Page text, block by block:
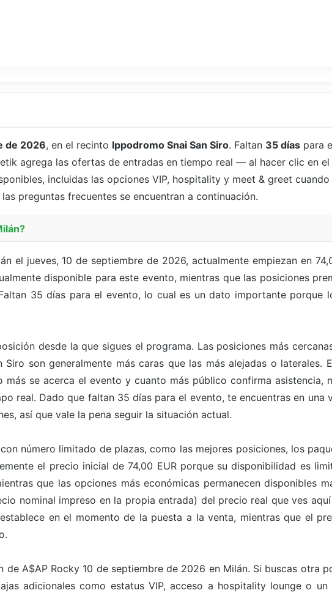
de 2026, en el recinto Ippodromo Snai San Siro. Faltan 35 días para
agrega las ofertas de entradas en tiempo real — al hacer clic en
incluidas las opciones VIP, hospitality y meet & greet cuando
preguntas frecuentes se encuentran a continuación.
el jueves, 10 de septiembre de 2026, actualmente empiezan en
disponible para este evento, mientras que las posiciones
35 días para el evento, lo cual es un dato importante porque
desde la que sigues el programa. Las posiciones más
son generalmente más caras que las más alejadas o laterales.
se acerca el evento y cuanto más público confirma asistencia,
real. Dado que faltan 35 días para el evento, te encuentras en una
así que vale la pena seguir la situación actual.
número limitado de plazas, como las mejores posiciones, los
el precio inicial de 74,00 EUR porque su disponibilidad es
que las opciones más económicas permanecen disponibles
nominal impreso en la propia entrada) del precio real que ves
en el momento de la puesta a la venta, mientras que el
A$AP Rocky 10 de septiembre de 2026 en Milán. Si buscas otra
adicionales como estatus VIP, acceso a hospitality lounge o un